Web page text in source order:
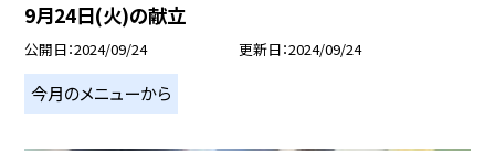
9月24日(火)の献立
公開日 2024/09/24 更新日 2024/09/24
今月のメニューから